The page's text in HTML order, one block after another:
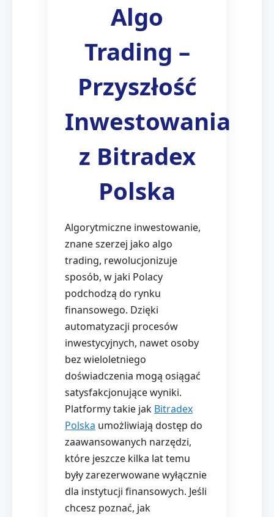
Algo
Trading –
Przyszłość
Inwestowania
z Bitradex
Polska
Algorytmiczne inwestowanie,
znane szerzej jako algo
trading, rewolucjonizuje
sposób, w jaki Polacy
podchodzą do rynku
finansowego. Dzięki
automatyzacji procesów
inwestycyjnych, nawet osoby
bez wieloletniego
doświadczenia mogą osiągać
satysfakcjonujące wyniki.
Platformy takie jak Bitradex
Polska umożliwiają dostęp do
zaawansowanych narzędzi,
które jeszcze kilka lat temu
były zarezerwowane wyłącznie
dla instytucji finansowych. Jeśli
chcesz poznać, jak